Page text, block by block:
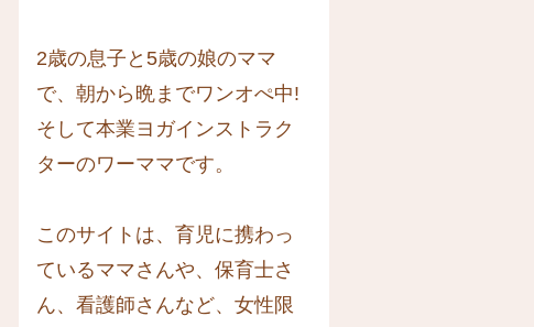
2歳の息子と5歳の娘のママ
で、朝から晩までワンオぺ中!
そして本業ヨガインストラク
ターのワーママです。
このサイトは、育児に携わっ
ているママさんや、保育士さ
ん、看護師さんなど、女性限